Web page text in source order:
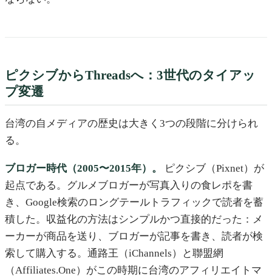
ピクシブからThreadsへ：3世代のタイアッ
プ変遷
台湾の自メディアの歴史は大きく3つの段階に分けられ
る。
ブロガー時代（2005〜2015年）。
ピクシブ（Pixnet）が
起点である。グルメブロガーが写真入りの食レポを書
き、Google検索のロングテールトラフィックで読者を蓄
積した。収益化の方法はシンプルかつ直接的だった：メ
ーカーが商品を送り、ブロガーが記事を書き、読者が検
索して購入する。通路王（iChannels）と聯盟網
（Affiliates.One）がこの時期に台湾のアフィリエイトマ